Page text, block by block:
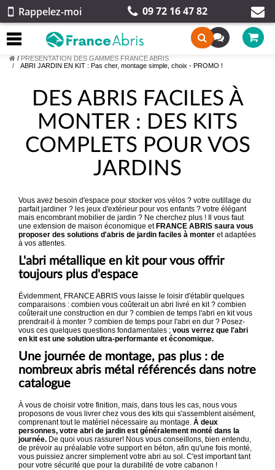
Rappelez-moi 09 72 16 47 82
/ PRESENTATION DES GAMMES FRANCE ABRIS
ABRI JARDIN EN KIT : Pas cher, montage simple, choix - PROMO !
DES ABRIS FACILES À
MONTER : DES KITS
COMPLETS POUR VOS
JARDINS
Vous avez besoin d'espace pour stocker vos vélos ? votre outillage du
parfait jardiner ? les jeux d'extérieur pour vos enfants ? votre élégant
mais encombrant mobilier de jardin ? Ne cherchez plus ! Il vous faut
une extension de maison économique et FRANCE ABRIS saura vous
proposer des solutions d'abris de jardin faciles à monter et adaptées
à vos attentes.
L'abri métallique en kit pour vous offrir
toujours plus d'espace
Évidemment, FRANCE ABRIS vous laisse le loisir d'établir quelques
comparaisons : combien vous coûterait un abri livré en kit ? combien
coûterait une construction en dur ? combien de temps l'abri en kit vous
prendrait-il à monter ? combien de temps pour l'abri en dur ? Posez-
vous ces quelques questions fondamentales ; vous verrez que l'abri
en kit est une solution ultra-performante et économique.
Une journée de montage, pas plus : de
nombreux abris métal référencés dans notre
catalogue
À vous de choisir votre finition, mais, dans tous les cas, nous vous
proposons de vous livrer chez vous des kits qui s'assemblent aisément,
comprenant tout le matériel nécessaire au montage. À deux
personnes, votre abri de jardin est généralement monté dans la
journée. De quoi vous rassurer! Nous vous conseillons, bien entendu,
de prévoir au préalable votre support en béton, afin qu'une fois monté,
vous puissiez ancrer simplement votre abri au sol. C'est important tant
pour votre sécurité que pour la durabilité de votre cabanon !